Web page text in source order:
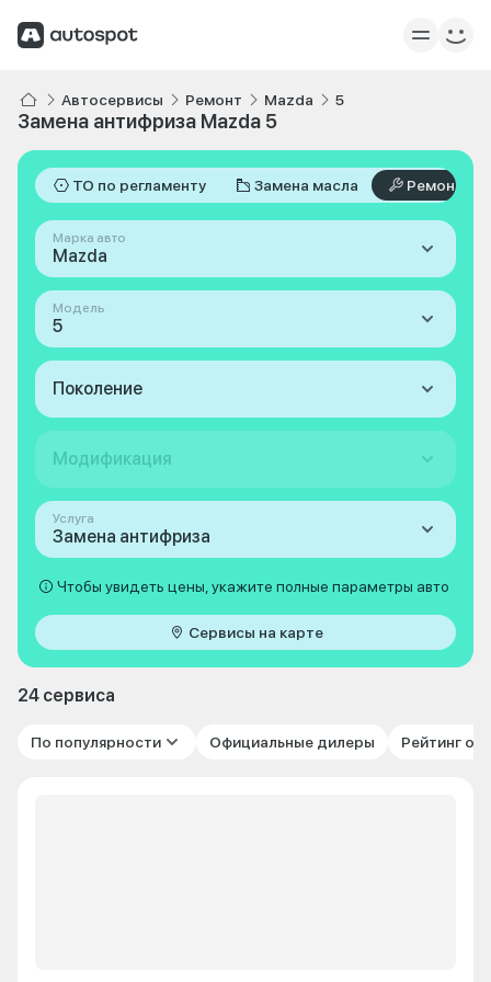
Автосервисы Ремонт Mazda 5
Замена антифриза Mazda 5
ТО по регламенту Замена масла Ремонт
Марка авто
Mazda
Модель
5
Поколение
Модификация
Услуга
Замена антифриза
Чтобы увидеть цены, укажите полные параметры авто
Сервисы на карте
24 сервиса
По популярности Официальные дилеры Рейтинг